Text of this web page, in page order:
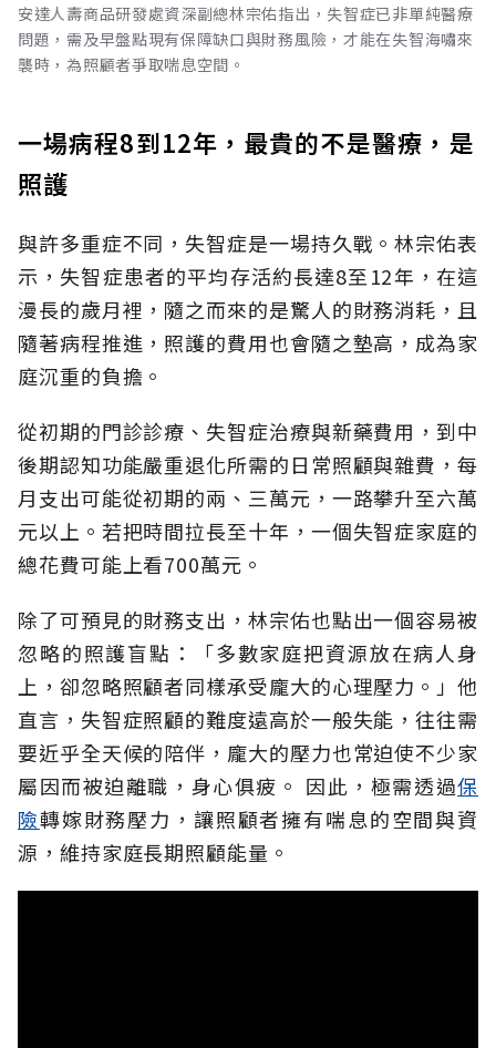
安達人壽商品研發處資深副總林宗佑指出，失智症已非單純醫療
問題，需及早盤點現有保障缺口與財務風險，才能在失智海嘯來
襲時，為照顧者爭取喘息空間。
一場病程8到12年，最貴的不是醫療，是
照護
與許多重症不同，失智症是一場持久戰。林宗佑表
示，失智症患者的平均存活約長達8至12年，在這
漫長的歲月裡，隨之而來的是驚人的財務消耗，且
隨著病程推進，照護的費用也會隨之墊高，成為家
庭沉重的負擔。
從初期的門診診療、失智症治療與新藥費用，到中
後期認知功能嚴重退化所需的日常照顧與雜費，每
月支出可能從初期的兩、三萬元，一路攀升至六萬
元以上。若把時間拉長至十年，一個失智症家庭的
總花費可能上看700萬元。
除了可預見的財務支出，林宗佑也點出一個容易被
忽略的照護盲點：「多數家庭把資源放在病人身
上，卻忽略照顧者同樣承受龐大的心理壓力。」他
直言，失智症照顧的難度遠高於一般失能，往往需
要近乎全天候的陪伴，龐大的壓力也常迫使不少家
屬因而被迫離職，身心俱疲。 因此，極需透過保
險轉嫁財務壓力，讓照顧者擁有喘息的空間與資
源，維持家庭長期照顧能量。